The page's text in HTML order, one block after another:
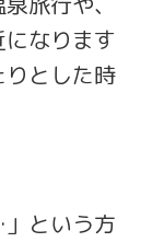
なります
とした時
という方